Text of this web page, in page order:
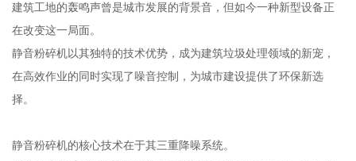
建筑工地的轰鸣声曾是城市发展的背景音，但如今一种新型设备正
在改变这一局面。
静音粉碎机以其独特的技术优势，成为建筑垃圾处理领域的新宠，
在高效作业的同时实现了噪音控制，为城市建设提供了环保新选
择。
静音粉碎机的核心技术在于其三重降噪系统。